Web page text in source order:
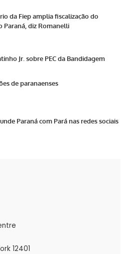
da Fiep amplia fiscalização do
Paraná, diz Romanelli
Jr. sobre PEC da Bandidagem
de paranaenses
Paraná com Pará nas redes sociais
12401